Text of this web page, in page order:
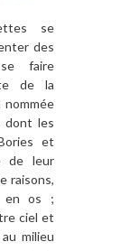
se
des
faire
de la
dont les
et
de leur
raisons,
en os ;
ciel et
milieu